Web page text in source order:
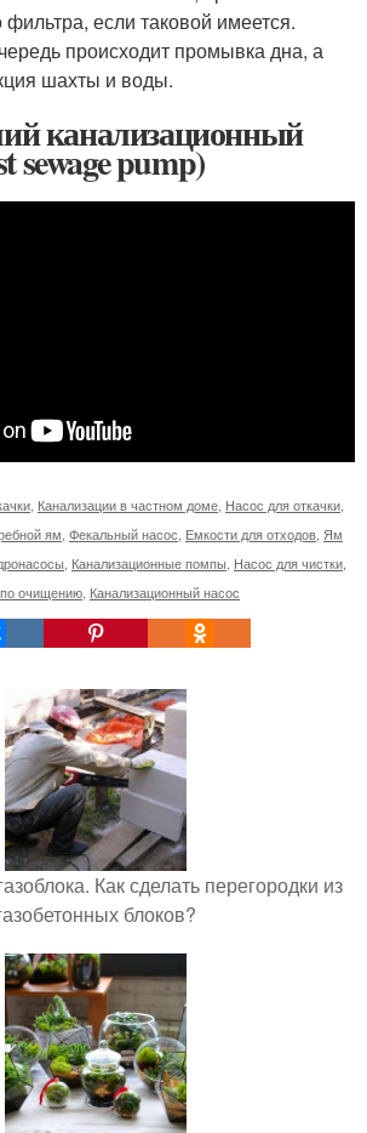
если таковой имеется.
происходит промывка дна, а
шахты и воды.
канализационный
sewage pump)
Канализации в частном доме Насос для откачки
ям Фекальный насос Емкости для отходов Ям
Канализационные помпы Насос для чистки
очищению Канализационный насос
Как сделать перегородки из
блоков?